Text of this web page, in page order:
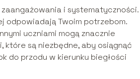
i systematyczności.
odpowiadają Twoim potrzebom.
uczniami mogą znacznie
które są niezbędne, aby osiągnąć
do przodu w kierunku biegłości